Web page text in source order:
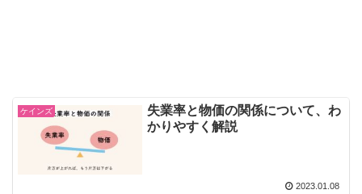
ケインズ
失業率と物価の関係について、わ
かりやすく解説
2023.01.08